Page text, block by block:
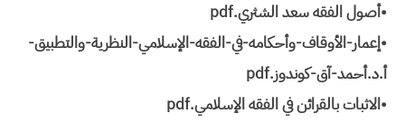
•أصول الفقه سعد الشثري.pdf
•إعمار-الأوقاف-وأحكامه-في-الفقه-الإسلامي-النظرية-والتطبيق-
أ.د.أحمد-آق-كوندوز.pdf
•الاثبات بالقرائن في الفقه الإسلامي.pdf